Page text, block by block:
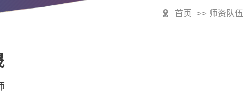
首页 >> 师资队伍